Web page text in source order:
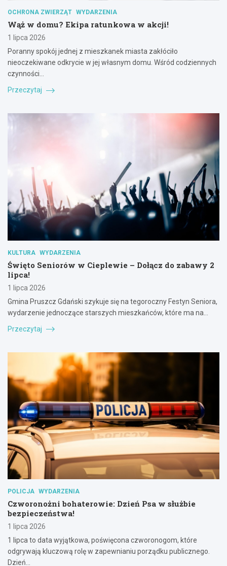
OCHRONA ZWIERZĄT WYDARZENIA
Wąż w domu? Ekipa ratunkowa w akcji!
1 lipca 2026
Poranny spokój jednej z mieszkanek miasta zakłóciło
nieoczekiwane odkrycie w jej własnym domu. Wśród codziennych
czynności…
Przeczytaj
KULTURA WYDARZENIA
Święto Seniorów w Cieplewie – Dołącz do zabawy 2
lipca!
1 lipca 2026
Gmina Pruszcz Gdański szykuje się na tegoroczny Festyn Seniora,
wydarzenie jednoczące starszych mieszkańców, które ma na…
Przeczytaj
POLICJA WYDARZENIA
Czworonożni bohaterowie: Dzień Psa w służbie
bezpieczeństwa!
1 lipca 2026
1 lipca to data wyjątkowa, poświęcona czworonogom, które
odgrywają kluczową rolę w zapewnianiu porządku publicznego.
Dzień…